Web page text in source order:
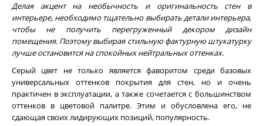
Делая акцент на необычность и оригинальность стен в
интерьере, необходимо тщательно выбирать детали интерьера,
чтобы не получить перегруженный декором дизайн
помещения. Поэтому выбирая стильную фактурную штукатурку
лучше остановится на спокойных нейтральных оттенках.
Серый цвет не только является фаворитом среди базовых
универсальных оттенков покрытия для стен, но и очень
практичен в эксплуатации, а также сочетается с большинством
оттенков в цветовой палитре. Этим и обусловлена его, не
сдающая своих лидирующих позиций, популярность.